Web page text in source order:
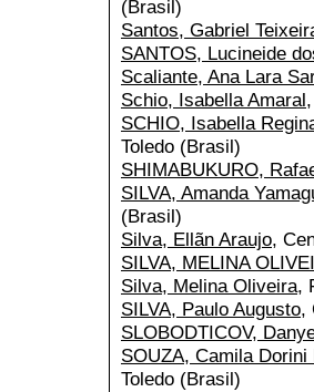
(Brasil)
Santos, Gabriel
SANTOS, Lucineide
Scaliante, Ana Lara
Schio, Isabella Amaral
SCHIO, Isabella
Toledo (Brasil)
SHIMABUKURO,
SILVA, Amanda
(Brasil)
Silva, Ellãn Araujo,
SILVA, MELINA
Silva, Melina Oliveira,
SILVA, Paulo Augusto,
SLOBODTICOV,
SOUZA, Camila Dorini
Toledo (Brasil)